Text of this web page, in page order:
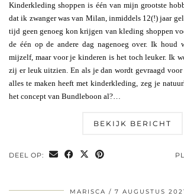
Kinderkleding shoppen is één van mijn grootste
dat ik zwanger was van Milan, inmiddels 12(!) jaar
tijd geen genoeg kon krijgen van kleding shoppen
de één op de andere dag nagenoeg over. Ik houd
mijzelf, maar voor je kinderen is het toch leuker. Ik
zij er leuk uitzien. En als je dan wordt gevraagd voor
alles te maken heeft met kinderkleding, zeg je
het concept van Bundleboon al?…
BEKIJK BERICHT
DEEL OP:
MARISCA 7 AUGUSTUS